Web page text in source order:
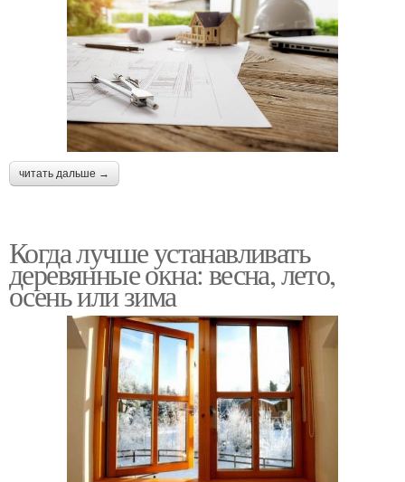
читать дальше →
Когда лучше устанавливать
деревянные окна: весна, лето,
осень или зима